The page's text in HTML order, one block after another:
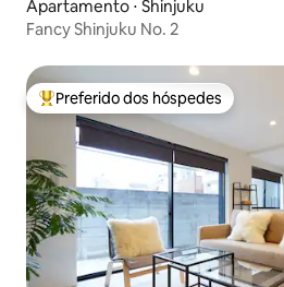
Apartamento ⋅ Shinjuku
Fancy Shinjuku No. 2
Entre os melhores preferidos dos
Preferido dos hóspedes